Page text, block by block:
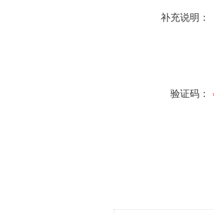
补充说明：
验证码：